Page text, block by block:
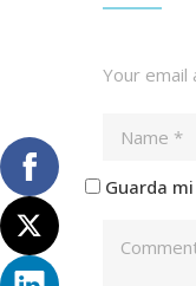
Your email
Guarda